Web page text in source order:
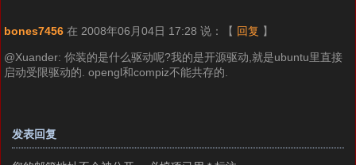
bones7456 在 2008年06月04日 17:28 说： 【 回复 】
@Xuander: 你装的是什么驱动呢?我的是开源驱动,就是ubuntu里直接
启动受限驱动的. opengl和compiz不能共存的.
发表回复